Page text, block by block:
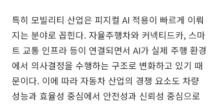
특히 모빌리티 산업은 피지컬 AI 적용이 빠르게 이뤄
지는 분야로 꼽힌다. 자율주행차와 커넥티드카, 스마
트 교통 인프라 등이 연결되면서 AI가 실제 주행 환경
에서 의사결정을 수행하는 구조로 변화하고 있기 때
문이다. 이에 따라 자동차 산업의 경쟁 요소도 차량
성능과 효율성 중심에서 안전성과 신뢰성 중심으로